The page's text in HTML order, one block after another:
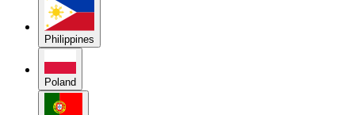
Philippines
Poland